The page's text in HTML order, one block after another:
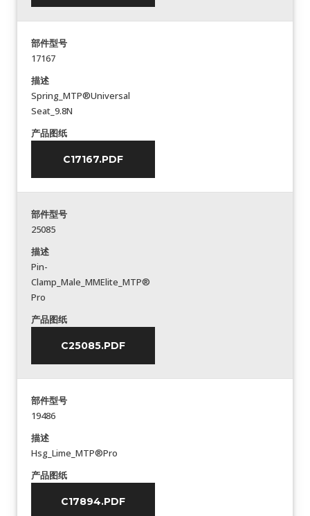
部件型号
17167
描述
Spring_MTP®Universal
Seat_9.8N
产品图纸
C17167.PDF
部件型号
25085
描述
Pin-
Clamp_Male_MMElite_MTP®
Pro
产品图纸
C25085.PDF
部件型号
19486
描述
Hsg_Lime_MTP®Pro
产品图纸
C17894.PDF